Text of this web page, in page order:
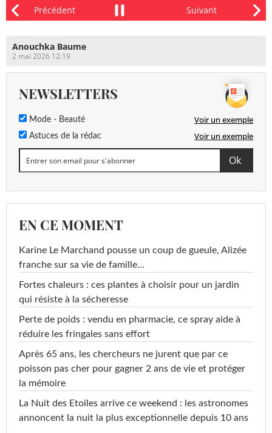
Anouchka Baume
2 mai 2026 12:19
NEWSLETTERS
Mode - Beauté Voir un exemple
Astuces de la rédac Voir un exemple
EN CE MOMENT
Karine Le Marchand pousse un coup de gueule, Alizée
franche sur sa vie de famille...
Fortes chaleurs : ces plantes à choisir pour un jardin
qui résiste à la sécheresse
Perte de poids : vendu en pharmacie, ce spray aide à
réduire les fringales sans effort
Après 65 ans, les chercheurs ne jurent que par ce
poisson pas cher pour gagner 2 ans de vie et protéger
la mémoire
La Nuit des Etoiles arrive ce weekend : les astronomes
annoncent la nuit la plus exceptionnelle depuis 10 ans